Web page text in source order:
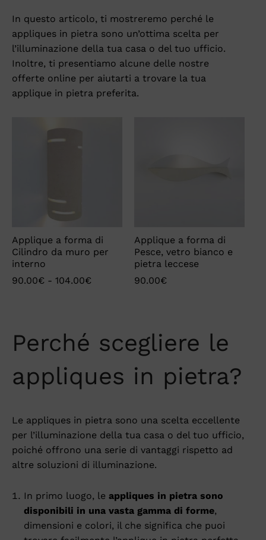
In questo articolo, ti mostreremo perché le
appliques in pietra sono un’ottima scelta per
l’illuminazione della tua casa o del tuo ufficio.
Inoltre, ti presentiamo alcune delle nostre
offerte online per aiutarti a trovare la tua
applique in pietra preferita.
Applique a forma di
Cilindro da muro per
interno
90.00€ - 104.00€
Applique a forma di
Pesce, vetro bianco e
pietra leccese
90.00€
Perché scegliere le
appliques in pietra?
Le appliques in pietra sono una scelta eccellente
per l’illuminazione della tua casa o del tuo ufficio,
poiché offrono una serie di vantaggi rispetto ad
altre soluzioni di illuminazione.
In primo luogo, le appliques in pietra sono
disponibili in una vasta gamma di forme,
dimensioni e colori, il che significa che puoi